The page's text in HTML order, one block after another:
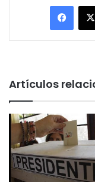
Artículos